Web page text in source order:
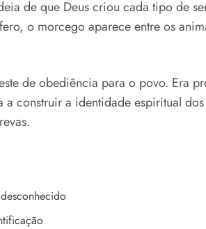
de que Deus criou cada tipo de
o morcego aparece entre os
de obediência para o povo. Era
construir a identidade espiritual dos